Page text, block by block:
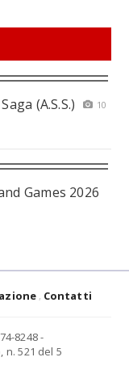
(A.S.S.)
10
Games 2026
Contatti
8248 -
521 del 5